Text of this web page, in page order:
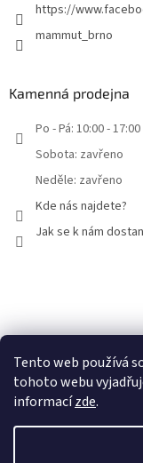
Tento web používá
tohoto webu
informacízde.
https://
mammut_brno
Kamenná prodejna
Po - Pá: 10:00 - 17:00
Sobota: zavřeno
Neděle: zavřeno
Kde nás najdete?
Jak se k nám
Facebook